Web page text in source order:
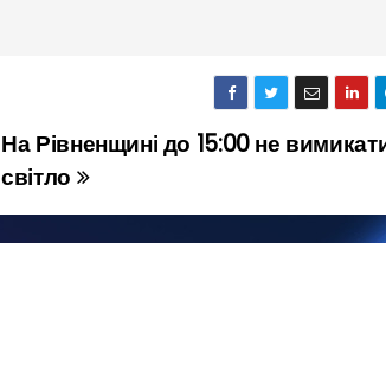
На Рівненщині до 15:00 не
світло